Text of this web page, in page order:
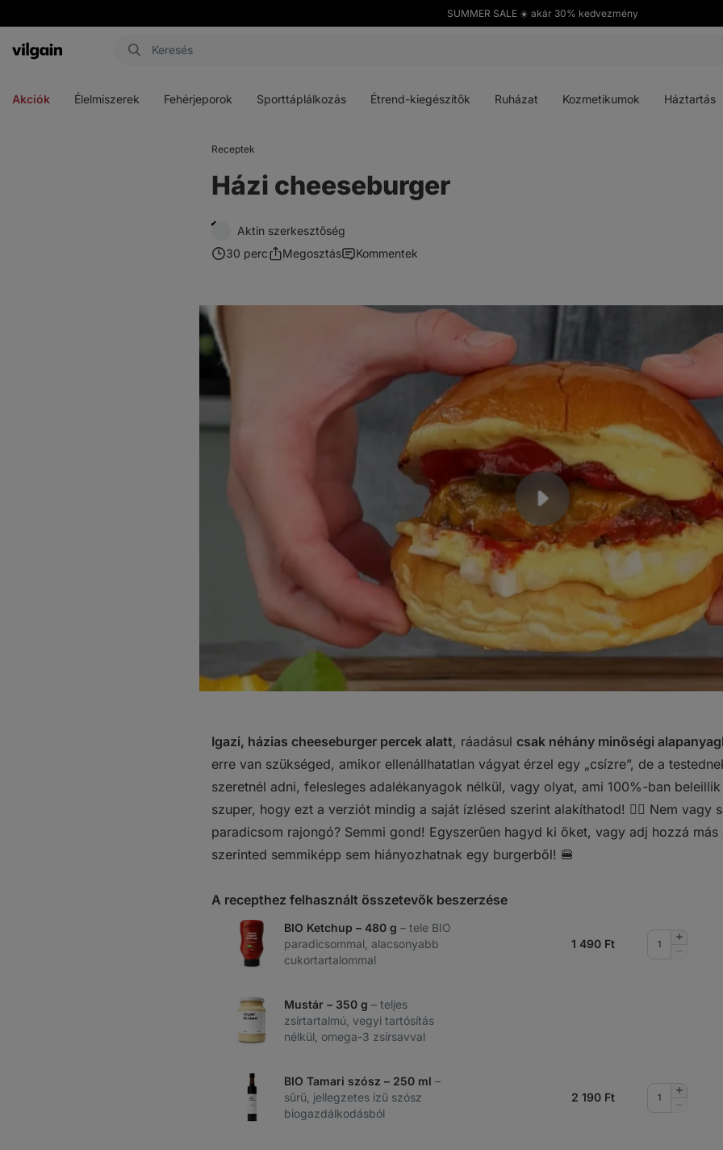
SUMMER SALE ☀️ akár 30% kedvezmény
Vilgain
Akciók Élelmiszerek Fehérjeporok Sporttáplálkozás Étrend-kiegészítők Ruházat Kozmetikumok Háztartás
Receptek
Házi cheeseburger
Aktin szerkesztőség
30 perc
Megosztás Kommentek
Igazi, házias cheeseburger percek alatt, ráadásul csak néhány minőségi
erre van szükséged, amikor ellenállhatatlan vágyat érzel egy „csízre”, de a
szeretnél adni, felesleges adalékanyagok nélkül, vagy olyat, ami 100%-ban
szuper, hogy ezt a verziót mindig a saját ízlésed szerint alakíthatod! 👉🏻 Nem vagy
paradicsom rajongó? Semmi gond! Egyszerűen hagyd ki őket, vagy adj hozzá
szerinted semmiképp sem hiányozhatnak egy burgerből! 🍔
A recepthez felhasznált összetevők beszerzése
BIO Ketchup – 480 g – tele BIO
paradicsommal, alacsonyabb
cukortartalommal
1 490 Ft
Mennyiség
Mustár – 350 g – teljes
zsírtartalmú, vegyi tartósítás
nélkül, omega-3 zsírsavval
BIO Tamari szósz – 250 ml –
sűrű, jellegzetes ízű szósz
biogazdálkodásból
2 190 Ft
Mennyiség